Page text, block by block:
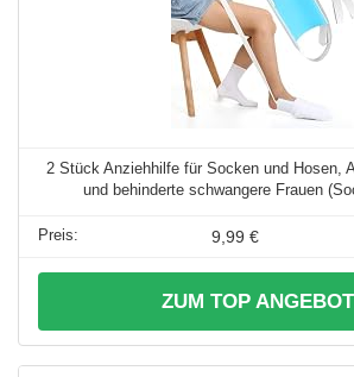
2 Stück Anziehhilfe für Socken und Hosen,
und behinderte schwangere Frauen
9,99 €
ZUM TOP